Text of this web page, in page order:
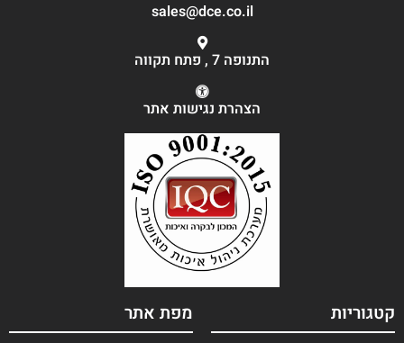
sales@dce.co.il
התנופה 7 , פתח תקווה
הצהרת נגישות אתר
קטגוריות מפת אתר